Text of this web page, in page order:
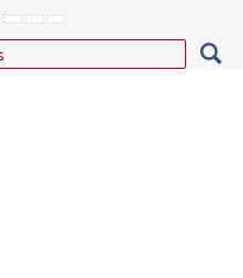
KISEBB
BETŰTÍPUS
ALAPÉRTELMEZETT
BETŰMÉRET
NAGYOBB
BETŰMÉRET